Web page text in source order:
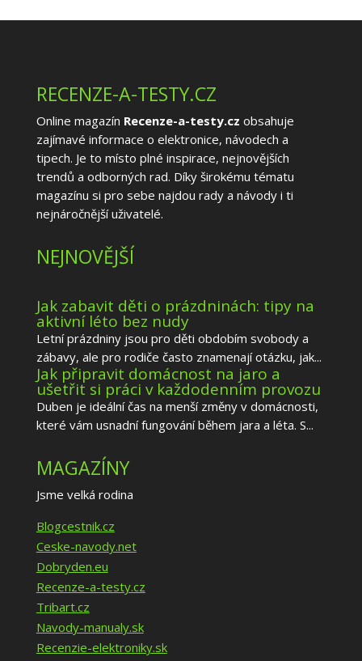
RECENZE-A-TESTY.CZ
Online magazín Recenze-a-testy.cz obsahuje
zajímavé informace o elektronice, návodech a
tipech. Je to místo plné inspirace, nejnovějších
trendů a odborných rad. Díky širokému tématu
magazínu si pro sebe najdou rady a návody i ti
nejnáročnější uživatelé.
NEJNOVĚJŠÍ
Jak zabavit děti o prázdninách: tipy na
aktivní léto bez nudy
Letní prázdniny jsou pro děti obdobím svobody a
zábavy, ale pro rodiče často znamenají otázku, jak...
Jak připravit domácnost na jaro a
ušetřit si práci v každodenním provozu
Duben je ideální čas na menší změny v domácnosti,
které vám usnadní fungování během jara a léta. S...
MAGAZÍNY
Jsme velká rodina
Blogcestnik.cz
Ceske-navody.net
Dobryden.eu
Recenze-a-testy.cz
Tribart.cz
Navody-manualy.sk
Recenzie-elektroniky.sk